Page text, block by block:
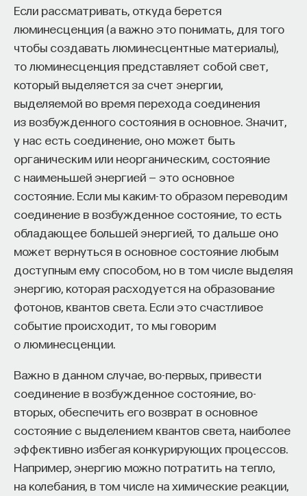
Если рассматривать, откуда берется
люминесценция (а важно это понимать, для того
чтобы создавать люминесцентные материалы),
то люминесценция представляет собой свет,
который выделяется за счет энергии,
выделяемой во время перехода соединения
из возбужденного состояния в основное. Значит,
у нас есть соединение, оно может быть
органическим или неорганическим, состояние
с наименьшей энергией — это основное
состояние. Если мы каким-то образом переводим
соединение в возбужденное состояние, то есть
обладающее большей энергией, то дальше оно
может вернуться в основное состояние любым
доступным ему способом, но в том числе выделяя
энергию, которая расходуется на образование
фотонов, квантов света. Если это счастливое
событие происходит, то мы говорим
о люминесценции.
Важно в данном случае, во-первых, привести
соединение в возбужденное состояние, во-
вторых, обеспечить его возврат в основное
состояние с выделением квантов света, наиболее
эффективно избегая конкурирующих процессов.
Например, энергию можно потратить на тепло,
на колебания, в том числе на химические реакции,